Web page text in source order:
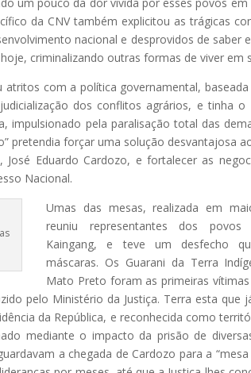
da CNV também explicitou as trágicas
nacional e desprovidos de saber
criminalizando outras formas de viver em
com a política governamental, baseada
dos conflitos agrários, e tinha o
impulsionado pela paralisação total das
pretendia forçar uma solução desvantajosa
Eduardo Cardozo, e fortalecer as
Nacional.
Umas das mesas, realizada em
reuniu representantes dos povos
Kaingang, e teve um desfecho
máscaras. Os Guarani da Terra
Mato Preto foram as primeiras
pelo Ministério da Justiça. Terra esta que
da República, e reconhecida como
mediante o impacto da prisão de
a chegada de Cardozo para a